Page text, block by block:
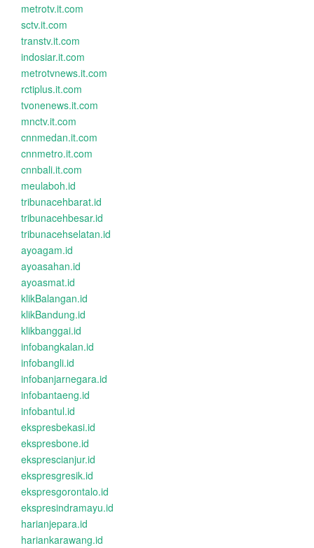
metrotv.it.com
sctv.it.com
transtv.it.com
indosiar.it.com
metrotvnews.it.com
rctiplus.it.com
tvonenews.it.com
mnctv.it.com
cnnmedan.it.com
cnnmetro.it.com
cnnbali.it.com
meulaboh.id
tribunacehbarat.id
tribunacehbesar.id
tribunacehselatan.id
ayoagam.id
ayoasahan.id
ayoasmat.id
klikBalangan.id
klikBandung.id
klikbanggai.id
infobangkalan.id
infobangli.id
infobanjarnegara.id
infobantaeng.id
infobantul.id
ekspresbekasi.id
ekspresbone.id
eksprescianjur.id
ekspresgresik.id
ekspresgorontalo.id
ekspresindramayu.id
harianjepara.id
hariankarawang.id